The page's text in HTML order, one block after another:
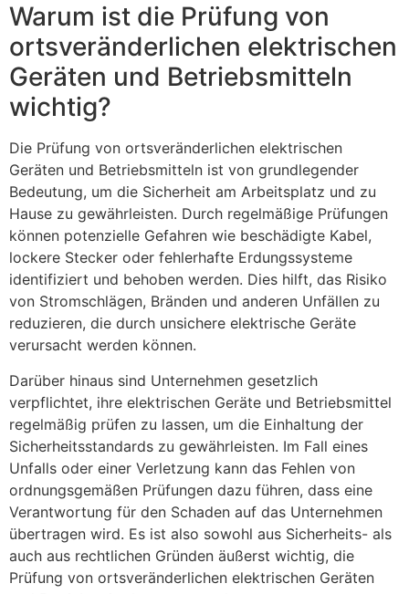
Warum ist die Prüfung von
ortsveränderlichen elektrischen
Geräten und Betriebsmitteln
wichtig?
Die Prüfung von ortsveränderlichen elektrischen
Geräten und Betriebsmitteln ist von grundlegender
Bedeutung, um die Sicherheit am Arbeitsplatz und zu
Hause zu gewährleisten. Durch regelmäßige Prüfungen
können potenzielle Gefahren wie beschädigte Kabel,
lockere Stecker oder fehlerhafte Erdungssysteme
identifiziert und behoben werden. Dies hilft, das Risiko
von Stromschlägen, Bränden und anderen Unfällen zu
reduzieren, die durch unsichere elektrische Geräte
verursacht werden können.
Darüber hinaus sind Unternehmen gesetzlich
verpflichtet, ihre elektrischen Geräte und Betriebsmittel
regelmäßig prüfen zu lassen, um die Einhaltung der
Sicherheitsstandards zu gewährleisten. Im Fall eines
Unfalls oder einer Verletzung kann das Fehlen von
ordnungsgemäßen Prüfungen dazu führen, dass eine
Verantwortung für den Schaden auf das Unternehmen
übertragen wird. Es ist also sowohl aus Sicherheits- als
auch aus rechtlichen Gründen äußerst wichtig, die
Prüfung von ortsveränderlichen elektrischen Geräten